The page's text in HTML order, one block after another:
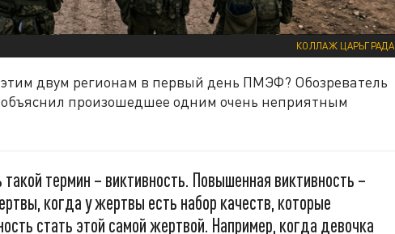
КОЛЛАЖ ЦАРЬГРАДА
двум регионам в первый день ПМЭФ? Обозреватель
произошедшее одним очень неприятным
термин – виктивность. Повышенная виктивность –
когда у жертвы есть набор качеств, которые
стать этой самой жертвой. Например, когда девочка